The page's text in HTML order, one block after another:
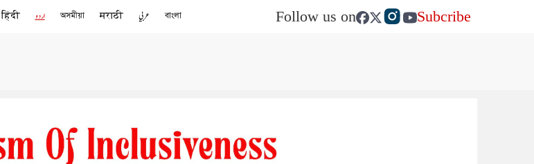
हिंदी اردو অসমীয়া मराठी عربي বাংলা Follow us on Subcribe